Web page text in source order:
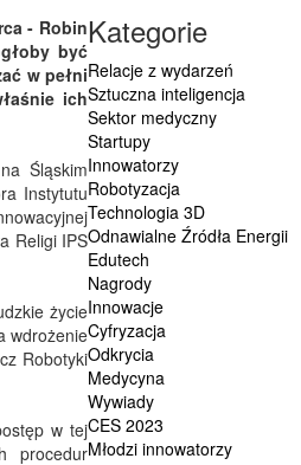
- Robin
być
w pełni
ich
Śląskim
Instytutu
Religi IPS
życie
wdrożenie
Robotyki
w tej
procedur
Kategorie
Relacje z wydarzeń
Sztuczna inteligencja
Sektor medyczny
Startupy
Innowatorzy
Robotyzacja
Technologia 3D
Odnawialne Źródła Energii
Edutech
Nagrody
Innowacje
Cyfryzacja
Odkrycia
Medycyna
Wywiady
CES 2023
Młodzi innowatorzy